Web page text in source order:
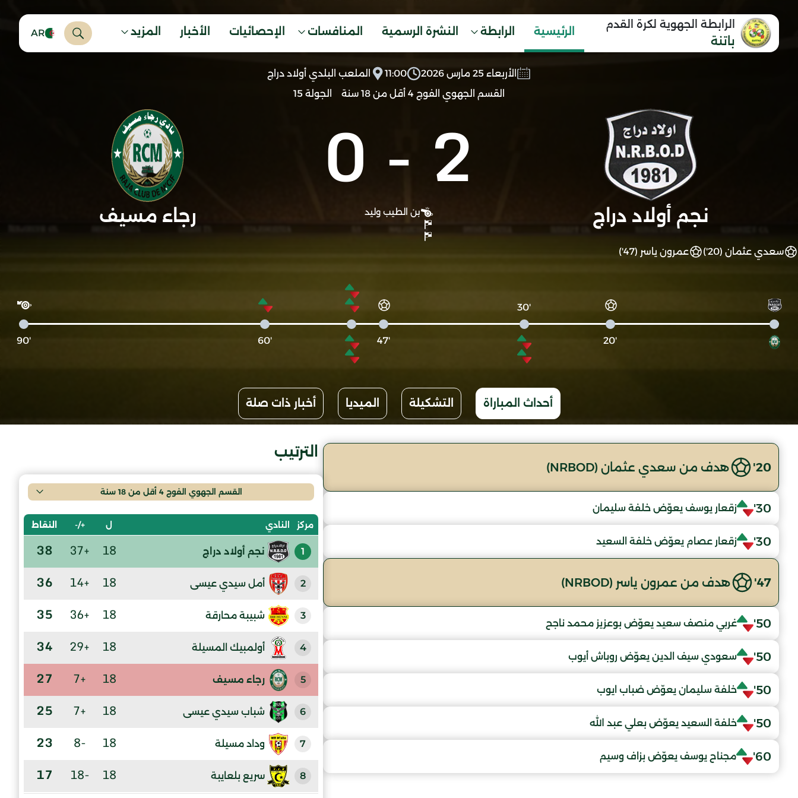
الرابطة الجهوية لكرة القدم
باتنة
الرئيسية الرابطة النشرة الرسمية المنافسات الإحصائيات الأخبار المزيد AR
الأربعاء 25 مارس 2026 11:00
الملعب البلدي أولاد دراج
القسم الجهوي الفوج 4 أقل من 18 سنة
الجولة 15
نجم أولاد دراج
2
-
0
بن الطيب وليد رجاء مسيف
سعدي عثمان (20') عمرون ياسر (47')
'20
'30
'47
'60
'90
أحداث المباراة التشكيلة الميديا أخبار ذات صلة
20' هدف من سعدي عثمان (NRBOD)
30' زقعار يوسف يعوّض خلفة سليمان
30' زقعار عصام يعوّض خلفة السعيد
47' هدف من عمرون ياسر (NRBOD)
50' غربي منصف سعيد يعوّض بوعزيز محمد ناجح
50' سعودي سيف الدين يعوّض روباش أيوب
50' خلفة سليمان يعوّض ضباب ايوب
50' خلفة السعيد يعوّض بعلي عبد الله
60' مجناح يوسف يعوّض بزاف وسيم
الترتيب
القسم الجهوي الفوج 4 أقل من 18 سنة
مركز النادي ل +/- النقاط
1 نجم أولاد دراج 18
+37
38
2 أمل سيدي عيسى 18
+14
36
3 شبيبة محارقة 18
+36
35
4 أولمبيك المسيلة 18
+29
34
5 رجاء مسيف 18
+7
27
6 شباب سيدي عيسى 18
+7
25
7 وداد مسيلة 18
-8
23
8 سريع بلعايبة 18
-18
17